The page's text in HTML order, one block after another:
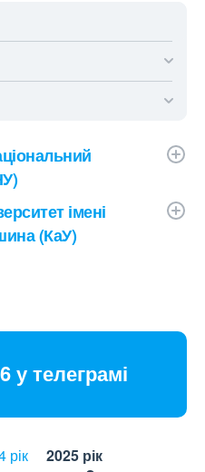
імені
(КаУ)
у телеграмі
рік 2025 рік